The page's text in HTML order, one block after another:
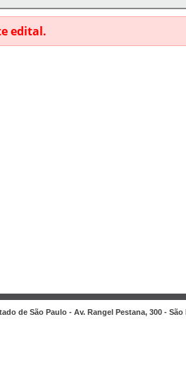
edital.
de São Paulo - Av. Rangel Pestana, 300 - São